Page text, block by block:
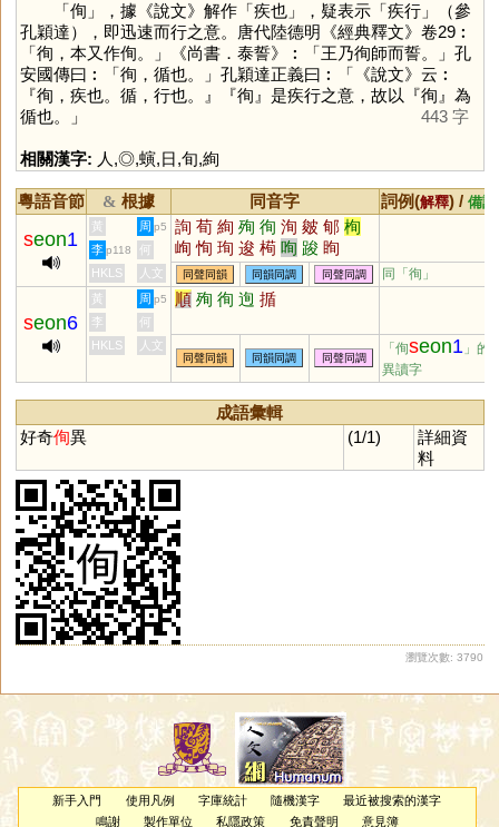
「侚 」，據《說文》解作「疾也」，疑表示「疾行」（參
孔穎達），即迅速而行之意。唐代陸德明《經典釋文》卷29︰
「徇，本又作侚。」《尚書．泰誓》︰「王乃徇師而誓。」孔
安國傳曰︰「徇，循也。」孔穎達正義曰︰「《說文》云︰
『徇，疾也。循，行也。』『徇』是疾行之意，故以『徇』為
循也。」
443 字
相關漢字: 人,◎,螾,日,旬,絢
粵語音節 & 根據 同音字 詞例(解釋) / 備註
seon1
黃 周 p5 詢 荀 絢 殉 徇 洵 皴 郇 栒
峋 恂 珣 逡 槆 咰 踆 眴
李 p118
何
HKLS
人文 同聲同韻 同韻同調 同聲同調 同「徇 」
seon6
黃 周 p5 順 殉 徇 迿 揗
李
何
HKLS
人文
同聲同韻 同韻同調 同聲同調
「侚seon1 」的
異讀字
成語彙輯
好奇侚異 (1/1)
詳細資
料
瀏覽次數: 3790
新手入門 使用凡例 字庫統計 隨機漢字
最近被搜索的漢字
鳴謝
製作單位 私隱政策 免責聲明 意見簿